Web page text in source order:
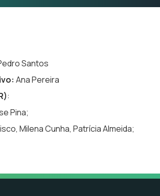
Santos
Ana Pereira
:
Pina;
Milena Cunha, Patrícia Almeida;